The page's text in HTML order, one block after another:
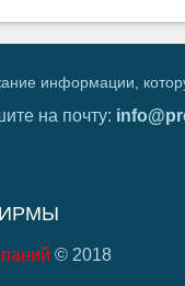
информации,
на почту:
© 2018